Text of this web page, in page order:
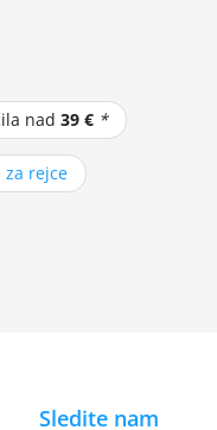
nad 39 € *
rejce
Sledite nam